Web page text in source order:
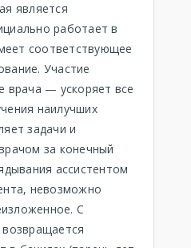
является
работает в
соответствующее
Участие
врача — ускоряет все
наилучших
задачи и
за конечный
ассистентом
невозможно
С